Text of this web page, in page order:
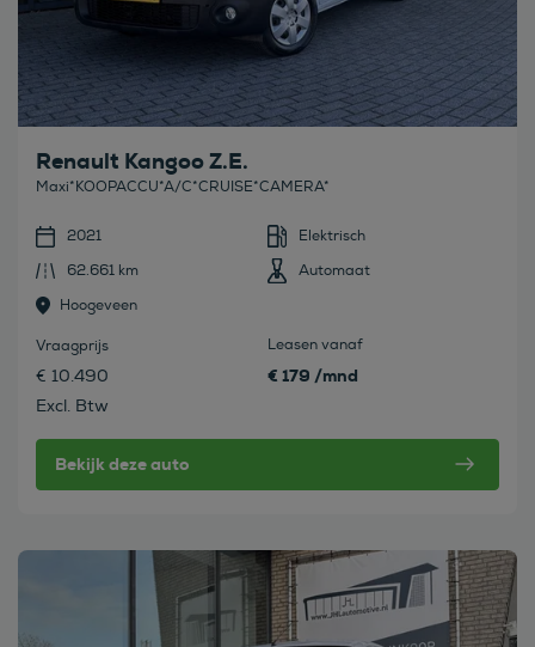
Renault Kangoo Z.E.
Maxi*KOOPACCU*A/C*CRUISE*CAMERA*
2021
Elektrisch
62.661 km
Automaat
Hoogeveen
Vraagprijs
€ 10.490
Excl. Btw
Leasen vanaf
€ 179 /mnd
Bekijk deze auto
Bekijk deze auto